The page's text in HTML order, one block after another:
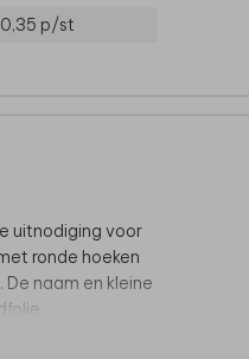
p/st
uitnodiging voor
ronde hoeken
naam en kleine